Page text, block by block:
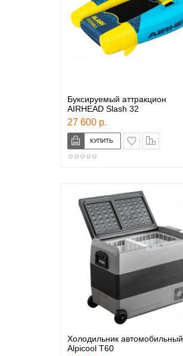
Буксируемый аттракцион
AIRHEAD Slash 32
27 600 р.
в закладки
Холодильник автомобильный
Alpicool T60